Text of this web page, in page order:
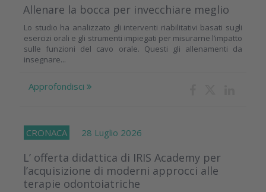
Allenare la bocca per invecchiare meglio
Lo studio ha analizzato gli interventi riabilitativi basati sugli
esercizi orali e gli strumenti impiegati per misurarne l’impatto
sulle funzioni del cavo orale. Questi gli allenamenti da
insegnare...
Approfondisci
CRONACA 28 Luglio 2026
L’ offerta didattica di IRIS Academy per
l’acquisizione di moderni approcci alle
terapie odontoiatriche